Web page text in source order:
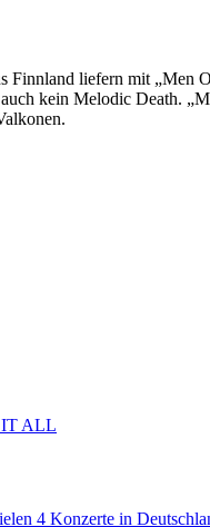
Finnland liefern mit „Men
kein Melodic Death.
IT ALL
4 Konzerte in